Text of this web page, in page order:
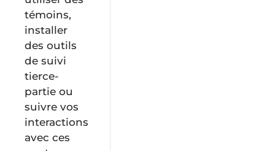
témoins,
installer
des outils
de suivi
tierce-
partie ou
suivre vos
interactions
avec ces